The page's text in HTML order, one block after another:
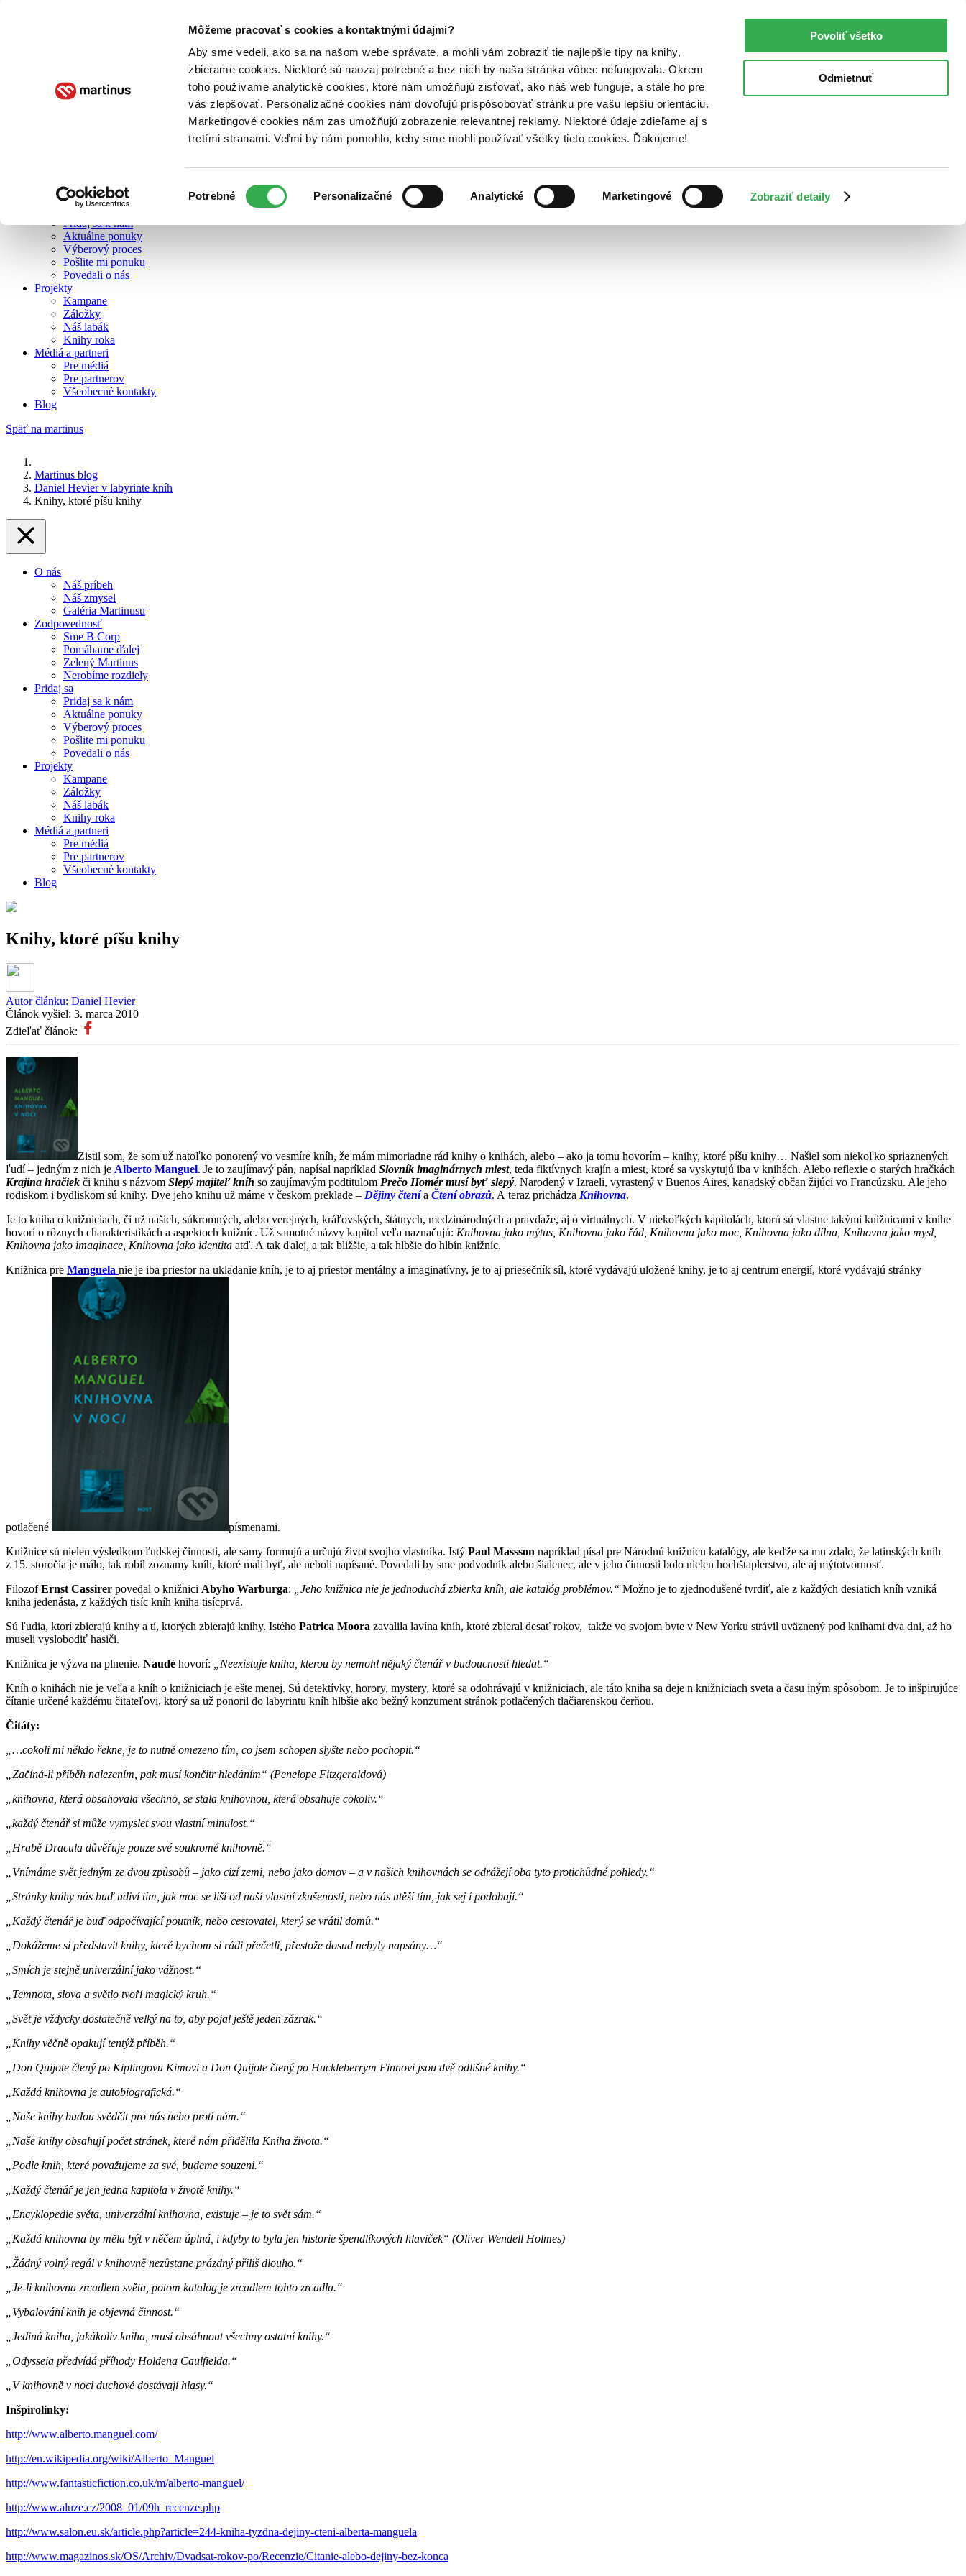
Môžeme pracovať s cookies a kontaktnými údajmi?
Aby sme vedeli, ako sa na našom webe správate, a mohli vám zobraziť tie najlepšie tipy na knihy,
zbierame cookies. Niektoré sú naozaj potrebné a bez nich by naša stránka vôbec nefungovala. Okrem
toho používame analytické cookies, ktoré nám umožňujú zisťovať, ako náš web funguje, a stále ho pre
vás zlepšovať. Personalizačné cookies nám dovoľujú prispôsobovať stránku pre vašu lepšiu orientáciu.
Marketingové cookies nám zas umožňujú zobrazenie relevantnej reklamy. Niektoré údaje zdieľame aj s
tretími stranami. Veľmi by nám pomohlo, keby sme mohli používať všetky tieto cookies. Ďakujeme!
súhlasu
Potrebné Personalizačné Analytické Marketingové Zobraziť detaily
Povoliť všetko
Odmietnuť
O nás
Zelený Martinus
Nerobíme rozdiely
Pridaj sa k nám
Aktuálne ponuky
Výberový proces
Pošlite mi ponuku
Povedali o nás
Projekty
Kampane
Záložky
Náš labák
Knihy roka
Médiá a partneri
Pre médiá
Pre partnerov
Všeobecné kontakty
Blog
Späť na martinus
Martinus blog
Daniel Hevier v labyrinte kníh
Knihy, ktoré píšu knihy
O nás
Náš príbeh
Náš zmysel
Galéria Martinusu
Zodpovednosť
Sme B Corp
Pomáhame ďalej
Zelený Martinus
Nerobíme rozdiely
Pridaj sa
Pridaj sa k nám
Aktuálne ponuky
Výberový proces
Pošlite mi ponuku
Povedali o nás
Projekty
Kampane
Záložky
Náš labák
Knihy roka
Médiá a partneri
Pre médiá
Pre partnerov
Všeobecné kontakty
Blog
Knihy, ktoré píšu knihy
Autor článku: Daniel Hevier
Článok vyšiel: 3. marca 2010
Zdieľať článok:
Zistil som, že som už natoľko ponorený vo vesmíre kníh, že mám mimoriadne rád knihy o knihách, alebo – ako ja tomu hovorím – knihy, ktoré píšu knihy… Našiel som niekoľko spriaznených
ľudí – jedným z nich je Alberto Manguel. Je to zaujímavý pán, napísal napríklad Slovník imaginárnych miest, teda fiktívnych krajín a miest, ktoré sa vyskytujú iba v knihách. Alebo reflexie o starých hračkách
Krajina hračiek či knihu s názvom Slepý majiteľ kníh so zaujímavým podtitulom Prečo Homér musí byť slepý. Narodený v Izraeli, vyrastený v Buenos Aires, kanadský občan žijúci vo Francúzsku. Ale jeho
rodiskom i bydliskom sú knihy. Dve jeho knihu už máme v českom preklade – Dějiny čtenía Čtení obrazů. A teraz prichádza Knihovna.
Je to kniha o knižniciach, či už našich, súkromných, alebo verejných, kráľovských, štátnych, medzinárodných a pravdaže, aj o virtuálnych. V niekoľkých kapitolách, ktorú sú vlastne takými knižnicami v knihe
hovorí o rôznych charakteristikách a aspektoch knižníc. Už samotné názvy kapitol veľa naznačujú: Knihovna jako mýtus, Knihovna jako řád, Knihovna jako moc, Knihovna jako dílna, Knihovna jako mysl,
Knihovna jako imaginace, Knihovna jako identita atď. A tak ďalej, a tak bližšie, a tak hlbšie do hlbín knižníc.
Knižnica pre Manguela nie je iba priestor na ukladanie kníh, je to aj priestor mentálny a imaginatívny, je to aj priesečník síl, ktoré vydávajú uložené knihy, je to aj centrum energií, ktoré vydávajú stránky
potlačené
písmenami.
Knižnice sú nielen výsledkom ľudskej činnosti, ale samy formujú a určujú život svojho vlastníka. Istý Paul Massson napríklad písal pre Národnú knižnicu katalógy, ale keďže sa mu zdalo, že latinských kníh
z 15. storočia je málo, tak robil zoznamy kníh, ktoré mali byť, ale neboli napísané. Povedali by sme podvodník alebo šialenec, ale v jeho činnosti bolo nielen hochštaplerstvo, ale aj mýtotvornosť.
FilozofErnst Cassirer povedal o knižnici Abyho Warburga: „Jeho knižnica nie je jednoduchá zbierka kníh, ale katalóg problémov.“ Možno je to zjednodušené tvrdiť, ale z každých desiatich kníh vzniká
kniha jedenásta, z každých tisíc kníh kniha tisícprvá.
Sú ľudia, ktorí zbierajú knihy a tí, ktorých zbierajú knihy. Istého Patrica Moora zavalila lavína kníh, ktoré zbieral desať rokov, takže vo svojom byte v New Yorku strávil uväznený pod knihami dva dni, až ho
museli vyslobodiť hasiči.
Knižnica je výzva na plnenie. Naudé hovorí:
„Neexistuje kniha, kterou by nemohl nějaký čtenář v budoucnosti hledat.“
Kníh o knihách nie je veľa a kníh o knižniciach je ešte menej. Sú detektívky, horory, mystery, ktoré sa odohrávajú v knižniciach, ale táto kniha sa deje n knižniciach sveta a času iným spôsobom. Je to inšpirujúce
čítanie určené každému čitateľovi, ktorý sa už ponoril do labyrintu kníh hlbšie ako bežný konzument stránok potlačených tlačiarenskou čerňou.
Čitáty:
„…cokoli mi někdo řekne, je to nutně omezeno tím, co jsem schopen slyšte nebo pochopit.“
„Začíná-li příběh nalezením, pak musí končitr hledáním“ (Penelope Fitzgeraldová)
„knihovna, která obsahovala všechno, se stala knihovnou, která obsahuje cokoliv.“
„každý čtenář si může vymyslet svou vlastní minulost.“
„Hrabě Dracula důvěřuje pouze své soukromé knihovně.“
„Vnímáme svět jedným ze dvou způsobů – jako cizí zemi, nebo jako domov – a v našich knihovnách se odrážejí oba tyto protichůdné pohledy.“
„Stránky knihy nás buď udiví tím, jak moc se liší od naší vlastní zkušenosti, nebo nás utěší tím, jak sej í podobají.“
„Každý čtenář je buď odpočívající poutník, nebo cestovatel, který se vrátil domů.“
„Dokážeme si představit knihy, které bychom si rádi přečetli, přestože dosud nebyly napsány…“
„Smích je stejně univerzální jako vážnost.“
„Temnota, slova a světlo tvoří magický kruh.“
„Svět je vždycky dostatečně velký na to, aby pojal ještě jeden zázrak.“
„Knihy věčně opakují tentýž příběh.“
„Don Quijote čtený po Kiplingovu Kimovi a Don Quijote čtený po Huckleberrym Finnovi jsou dvě odlišné knihy.“
„Každá knihovna je autobiografická.“
„Naše knihy budou svědčit pro nás nebo proti nám.“
„Naše knihy obsahují počet stránek, které nám přidělila Kniha života.“
„Podle knih, které považujeme za své, budeme souzeni.“
„Každý čtenář je jen jedna kapitola v životě knihy.“
„Encyklopedie světa, univerzální knihovna, existuje – je to svět sám.“
„Každá knihovna by měla být v něčem úplná, i kdyby to byla jen historie špendlíkových hlaviček“ (Oliver Wendell Holmes)
„Žádný volný regál v knihovně nezůstane prázdný přiliš dlouho.“
„Je-li knihovna zrcadlem světa, potom katalog je zrcadlem tohto zrcadla.“
„Vybalování knih je objevná činnost.“
„Jediná kniha, jakákoliv kniha, musí obsáhnout všechny ostatní knihy.“
„Odysseia předvídá příhody Holdena Caulfielda.“
„V knihovně v noci duchové dostávají hlasy.“
Inšpirolinky:
http://www.alberto.manguel.com/
http://en.wikipedia.org/wiki/Alberto_Manguel
http://www.fantasticfiction.co.uk/m/alberto-manguel/
http://www.aluze.cz/2008_01/09h_recenze.php
http://www.salon.eu.sk/article.php?article=244-kniha-tyzdna-dejiny-cteni-alberta-manguela
http://www.magazinos.sk/OS/Archiv/Dvadsat-rokov-po/Recenzie/Citanie-alebo-dejiny-bez-konca